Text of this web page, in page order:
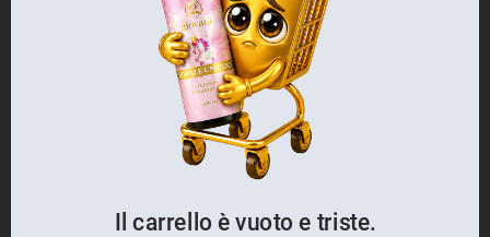
Il carrello è vuoto e triste.